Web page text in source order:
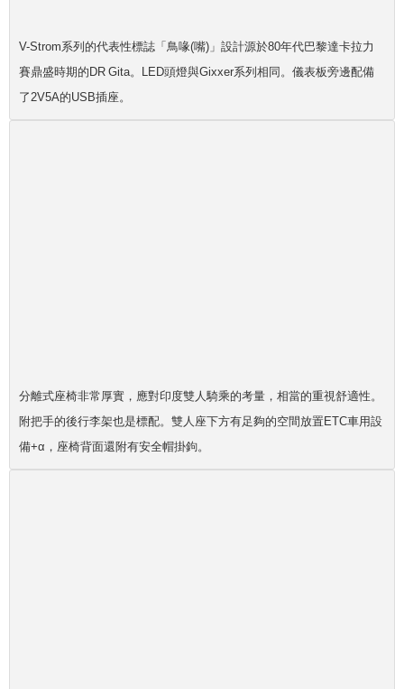
V-Strom系列的代表性標誌「鳥喙(嘴)」設計源於80年代巴黎達卡拉力
賽鼎盛時期的DR Gita。LED頭燈與Gixxer系列相同。儀表板旁邊配備
了2V5A的USB插座。
分離式座椅非常厚實，應對印度雙人騎乘的考量，相當的重視舒適性。
附把手的後行李架也是標配。雙人座下方有足夠的空間放置ETC車用設
備+α，座椅背面還附有安全帽掛鉤。